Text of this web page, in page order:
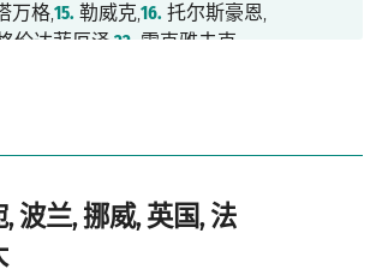
万格,15. 勒威克,16. 托尔斯豪恩,
伦达菲厄泽,22. 雷克雅未克
波兰, 挪威, 英国, 法